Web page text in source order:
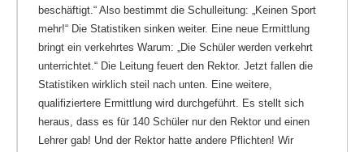
beschäftigt.“ Also bestimmt die Schulleitung: „Keinen Sport
mehr!“ Die Statistiken sinken weiter. Eine neue Ermittlung
bringt ein verkehrtes Warum: „Die Schüler werden verkehrt
unterrichtet.“ Die Leitung feuert den Rektor. Jetzt fallen die
Statistiken wirklich steil nach unten. Eine weitere,
qualifiziertere Ermittlung wird durchgeführt. Es stellt sich
heraus, dass es für 140 Schüler nur den Rektor und einen
Lehrer gab! Und der Rektor hatte andere Pflichten! Wir